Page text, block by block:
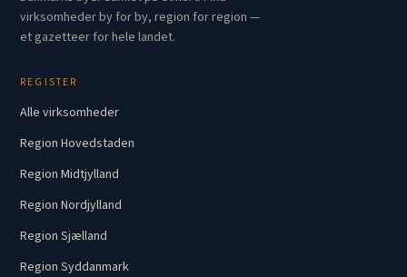
virksomheder by for by, region for region —
et gazetteer for hele landet.
REGISTER
Alle virksomheder
Region Hovedstaden
Region Midtjylland
Region Nordjylland
Region Sjælland
Region Syddanmark